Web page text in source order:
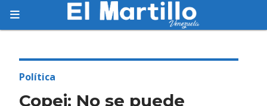
Copei: No se puede
Política
Suscríbete
Suscríbete a nuestro servicio gratuito de
información diaria en tu email.